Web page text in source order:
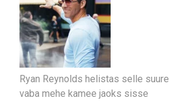
Ryan Reynolds helistas selle suure
vaba mehe kamee jaoks sisse